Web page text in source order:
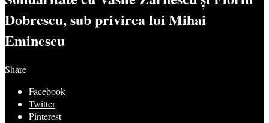
Dobrescu, sub privirea lui Mihai
Eminescu
Share
Facebook
Twitter
Pinterest